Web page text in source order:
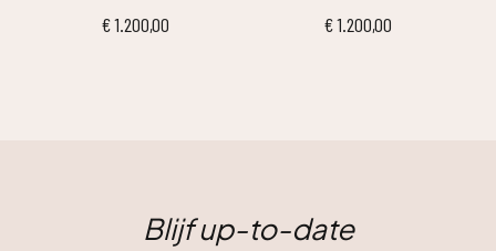
€1.200,00 €1.200,00
Blijf up-to-date